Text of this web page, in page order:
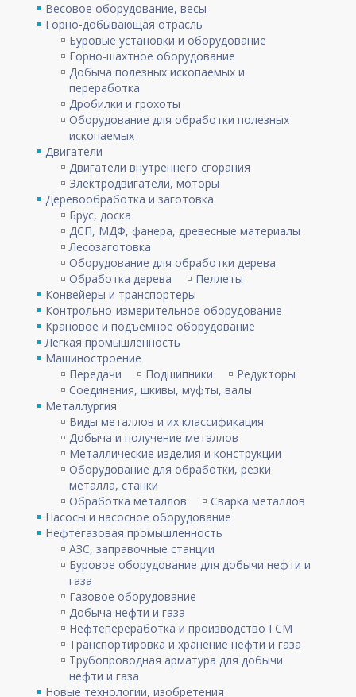
Весовое оборудование, весы
Горно-добывающая отрасль
Буровые установки и оборудование
Горно-шахтное оборудование
Добыча полезных ископаемых и
переработка
Дробилки и грохоты
Оборудование для обработки полезных
ископаемых
Двигатели
Двигатели внутреннего сгорания
Электродвигатели, моторы
Деревообработка и заготовка
Брус, доска
ДСП, МДФ, фанера, древесные материалы
Лесозаготовка
Оборудование для обработки дерева
Обработка дерева
Пеллеты
Конвейеры и транспортеры
Контрольно-измерительное оборудование
Крановое и подъемное оборудование
Легкая промышленность
Машиностроение
Передачи
Подшипники
Редукторы
Соединения, шкивы, муфты, валы
Металлургия
Виды металлов и их классификация
Добыча и получение металлов
Металлические изделия и конструкции
Оборудование для обработки, резки
металла, станки
Обработка металлов
Сварка металлов
Насосы и насосное оборудование
Нефтегазовая промышленность
АЗС, заправочные станции
Буровое оборудование для добычи нефти и
газа
Газовое оборудование
Добыча нефти и газа
Нефтепереработка и производство ГСМ
Транспортировка и хранение нефти и газа
Трубопроводная арматура для добычи
нефти и газа
Новые технологии, изобретения